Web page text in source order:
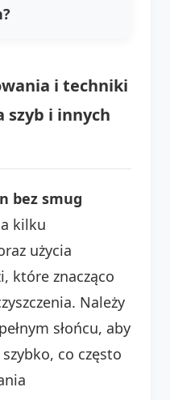
i techniki
szyb i innych
bez smug
kilku
użycia
które znacząco
Należy
słońcu, aby
szybko, co często